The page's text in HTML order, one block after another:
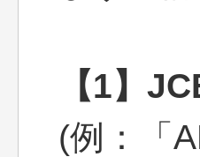
【1】
(例：「